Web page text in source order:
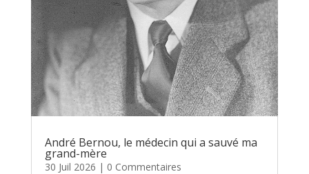
André Bernou, le médecin qui a sauvé ma
grand-mère
30 Juil 2026 | 0 Commentaires